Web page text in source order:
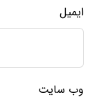
ایمیل
وب‌ سایت